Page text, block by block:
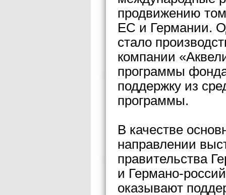
продвижению
ЕС и Германии.
стало
компании
программы
поддержку из
программы.
В качестве
направлении
правительства
и Германо-
оказывают